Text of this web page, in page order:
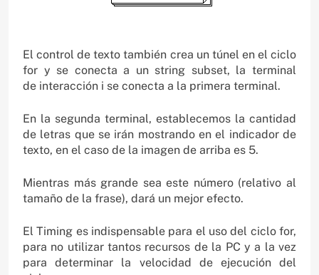
El control de texto también crea un túnel en el ciclo
for y se conecta a un string subset, la terminal
de interacción i se conecta a la primera terminal.
En la segunda terminal, establecemos la cantidad
de letras que se irán mostrando en el indicador de
texto, en el caso de la imagen de arriba es 5.
Mientras más grande sea este número (relativo al
tamaño de la frase), dará un mejor efecto.
El Timing es indispensable para el uso del ciclo for,
para no utilizar tantos recursos de la PC y a la vez
para determinar la velocidad de ejecución del